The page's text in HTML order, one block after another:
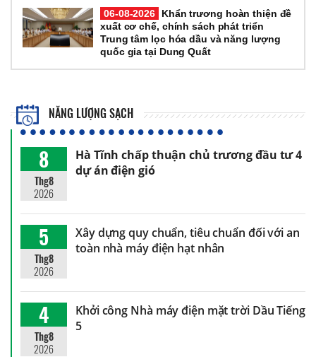
06-08-2026
Khẩn trương hoàn thiện đề
xuất cơ chế, chính sách phát triển
Trung tâm lọc hóa dầu và năng lượng
quốc gia tại Dung Quất
NĂNG LƯỢNG SẠCH
8
Thg8
2026
Hà Tĩnh chấp thuận chủ trương đầu tư 4
dự án điện gió
5
Thg8
2026
Xây dựng quy chuẩn, tiêu chuẩn đối với an
toàn nhà máy điện hạt nhân
4
Thg8
2026
Khởi công Nhà máy điện mặt trời Dầu Tiếng
5